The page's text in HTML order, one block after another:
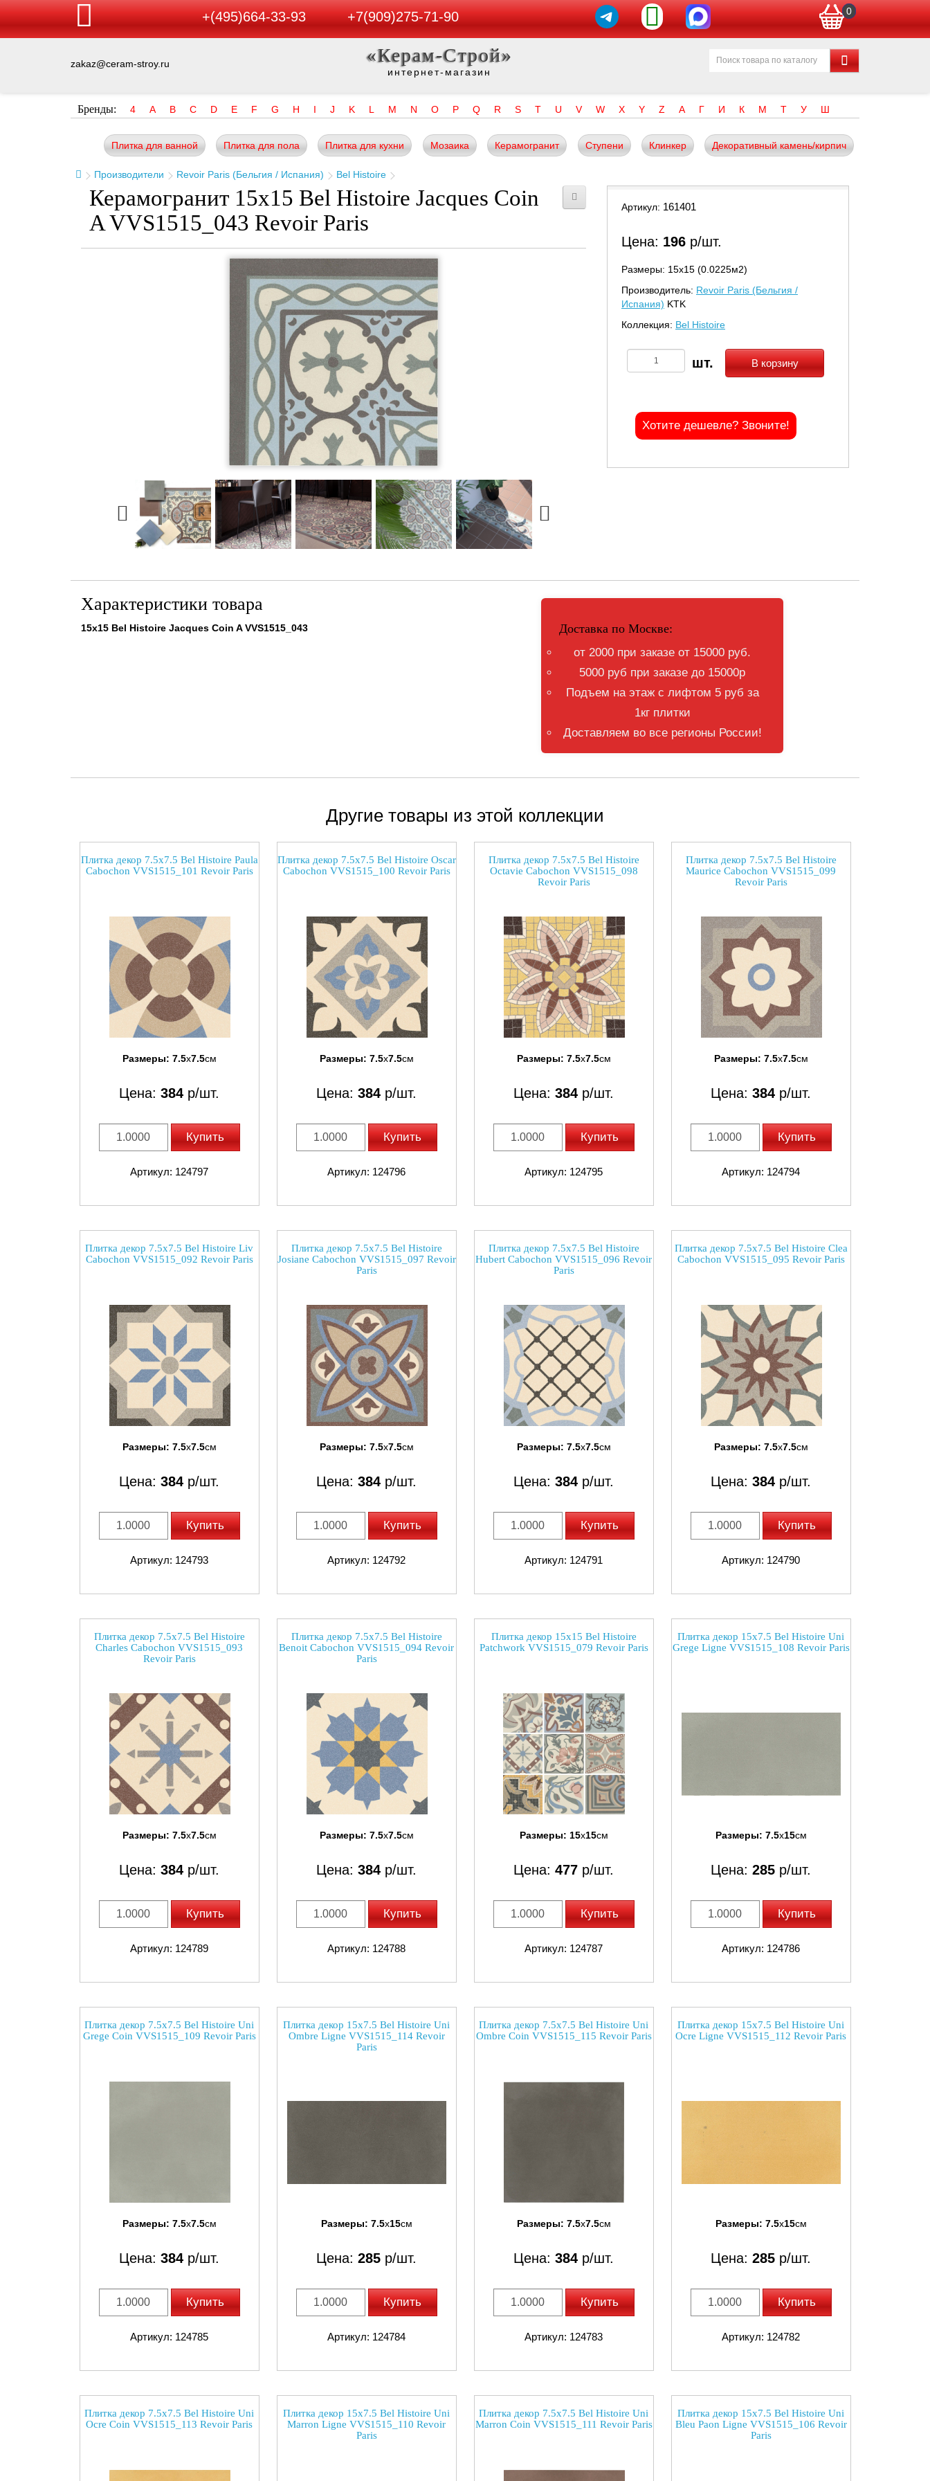
+(495)664-33-93 +7(909)275-71-90 0
zakaz@ceram-stroy.ru «Керам-Строй»
интернет-магазин
Бренды: 4 A B C D E F G H I J K L M N O P Q R S T U V W X Y Z А Г И К М Т У Ш
Плитка для ванной Плитка для пола Плитка для кухни Мозаика Керамогранит Ступени Клинкер Декоративный камень/кирпич
Производители Revoir Paris (Бельгия / Испания) Bel Histoire
Керамогранит 15x15 Bel Histoire Jacques Coin
A VVS1515_043 Revoir Paris
Артикул: 161401
Цена: 196 р/шт.
Размеры: 15х15 (0.0225м2)
Производитель: Revoir Paris (Бельгия /
Испания) KTK
Коллекция: Bel Histoire
В корзину
Хотите дешевле? Звоните!
Характеристики товара
15x15 Bel Histoire Jacques Coin A VVS1515_043 Доставка по Москве:
от 2000 при заказе от 15000 руб.
5000 руб при заказе до 15000р
Подъем на этаж с лифтом 5 руб за
1кг плитки
Доставляем во все регионы России!
Другие товары из этой коллекции
Плитка декор 7.5x7.5 Bel Histoire Paula
Cabochon VVS1515_101 Revoir Paris
Размеры: 7.5x7.5см
Цена: 384 р/шт.
Купить
Артикул: 124797
Плитка декор 7.5x7.5 Bel Histoire Oscar
Cabochon VVS1515_100 Revoir Paris
Размеры: 7.5x7.5см
Цена: 384 р/шт.
Купить
Артикул: 124796
Плитка декор 7.5x7.5 Bel Histoire
Octavie Cabochon VVS1515_098
Revoir Paris
Размеры: 7.5x7.5см
Цена: 384 р/шт.
Купить
Артикул: 124795
Плитка декор 7.5x7.5 Bel Histoire
Maurice Cabochon VVS1515_099
Revoir Paris
Размеры: 7.5x7.5см
Цена: 384 р/шт.
Купить
Артикул: 124794
Плитка декор 7.5x7.5 Bel Histoire Liv
Cabochon VVS1515_092 Revoir Paris
Размеры: 7.5x7.5см
Цена: 384 р/шт.
Купить
Артикул: 124793
Плитка декор 7.5x7.5 Bel Histoire
Josiane Cabochon VVS1515_097 Revoir
Paris
Размеры: 7.5x7.5см
Цена: 384 р/шт.
Купить
Артикул: 124792
Плитка декор 7.5x7.5 Bel Histoire
Hubert Cabochon VVS1515_096 Revoir
Paris
Размеры: 7.5x7.5см
Цена: 384 р/шт.
Купить
Артикул: 124791
Плитка декор 7.5x7.5 Bel Histoire Clea
Cabochon VVS1515_095 Revoir Paris
Размеры: 7.5x7.5см
Цена: 384 р/шт.
Купить
Артикул: 124790
Плитка декор 7.5x7.5 Bel Histoire
Charles Cabochon VVS1515_093
Revoir Paris
Размеры: 7.5x7.5см
Цена: 384 р/шт.
Купить
Артикул: 124789
Плитка декор 7.5x7.5 Bel Histoire
Benoit Cabochon VVS1515_094 Revoir
Paris
Размеры: 7.5x7.5см
Цена: 384 р/шт.
Купить
Артикул: 124788
Плитка декор 15x15 Bel Histoire
Patchwork VVS1515_079 Revoir Paris
Размеры: 15x15см
Цена: 477 р/шт.
Купить
Артикул: 124787
Плитка декор 15x7.5 Bel Histoire Uni
Grege Ligne VVS1515_108 Revoir Paris
Размеры: 7.5x15см
Цена: 285 р/шт.
Купить
Артикул: 124786
Плитка декор 7.5x7.5 Bel Histoire Uni
Grege Coin VVS1515_109 Revoir Paris
Размеры: 7.5x7.5см
Цена: 384 р/шт.
Купить
Артикул: 124785
Плитка декор 15x7.5 Bel Histoire Uni
Ombre Ligne VVS1515_114 Revoir
Paris
Размеры: 7.5x15см
Цена: 285 р/шт.
Купить
Артикул: 124784
Плитка декор 7.5x7.5 Bel Histoire Uni
Ombre Coin VVS1515_115 Revoir Paris
Размеры: 7.5x7.5см
Цена: 384 р/шт.
Купить
Артикул: 124783
Плитка декор 15x7.5 Bel Histoire Uni
Ocre Ligne VVS1515_112 Revoir Paris
Размеры: 7.5x15см
Цена: 285 р/шт.
Купить
Артикул: 124782
Плитка декор 7.5x7.5 Bel Histoire Uni
Ocre Coin VVS1515_113 Revoir Paris
Плитка декор 15x7.5 Bel Histoire Uni
Marron Ligne VVS1515_110 Revoir
Paris
Плитка декор 7.5x7.5 Bel Histoire Uni
Marron Coin VVS1515_111 Revoir Paris
Плитка декор 15x7.5 Bel Histoire Uni
Bleu Paon Ligne VVS1515_106 Revoir
Paris